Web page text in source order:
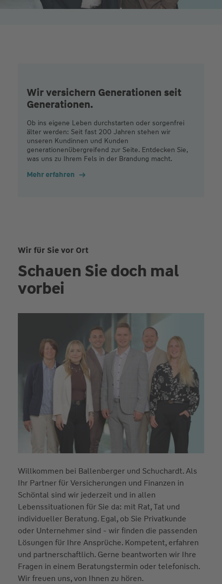
Wir versichern Generationen seit
Generationen.
Ob ins eigene Leben durchstarten oder sorgenfrei
älter werden: Seit fast 200 Jahren stehen wir
unseren Kundinnen und Kunden
generationenübergreifend zur Seite. Entdecken Sie,
was uns zu Ihrem Fels in der Brandung macht.
Mehr erfahren
Wir für Sie vor Ort
Schauen Sie doch mal
vorbei
Willkommen bei Ballenberger und Schuchardt. Als
Ihr Partner für Versicherungen und Finanzen in
Schöntal sind wir jederzeit und in allen
Lebenssituationen für Sie da: mit Rat, Tat und
individueller Beratung. Egal, ob Sie Privatkunde
oder Unternehmer sind - wir finden die passenden
Lösungen für Ihre Ansprüche. Kompetent, erfahren
und partnerschaftlich. Gerne beantworten wir Ihre
Fragen in einem Beratungstermin oder telefonisch.
Wir freuen uns, von Ihnen zu hören.